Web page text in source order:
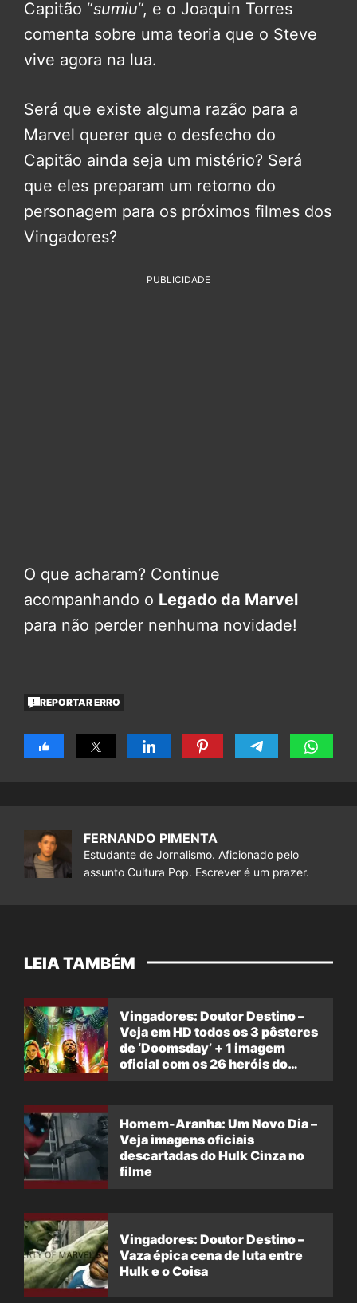
Capitão “sumiu“, e o Joaquin Torres
comenta sobre uma teoria que o Steve
vive agora na lua.
Será que existe alguma razão para a
Marvel querer que o desfecho do
Capitão ainda seja um mistério? Será
que eles preparam um retorno do
personagem para os próximos filmes dos
Vingadores?
PUBLICIDADE
O que acharam? Continue
acompanhando o Legado da Marvel
para não perder nenhuma novidade!
REPORTAR ERRO
FERNANDO PIMENTA
Estudante de Jornalismo. Aficionado pelo
assunto Cultura Pop. Escrever é um prazer.
LEIA TAMBÉM
Vingadores: Doutor Destino –
Veja em HD todos os 3 pôsteres
de ‘Doomsday’ + 1 imagem
oficial com os 26 heróis do
Homem-Aranha: Um Novo Dia –
Veja imagens oficiais
descartadas do Hulk Cinza no
filme
Vingadores: Doutor Destino –
Vaza épica cena de luta entre
Hulk e o Coisa